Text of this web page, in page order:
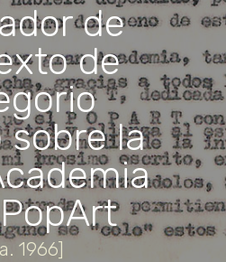
de
de
sobre la
1966]